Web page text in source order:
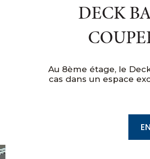
DECK
Au 8ème étage, le
cas dans un espace